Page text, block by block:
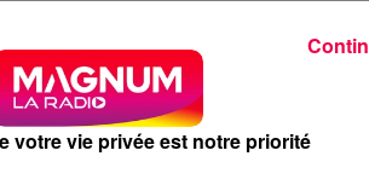
votre vie privée est notre priorité